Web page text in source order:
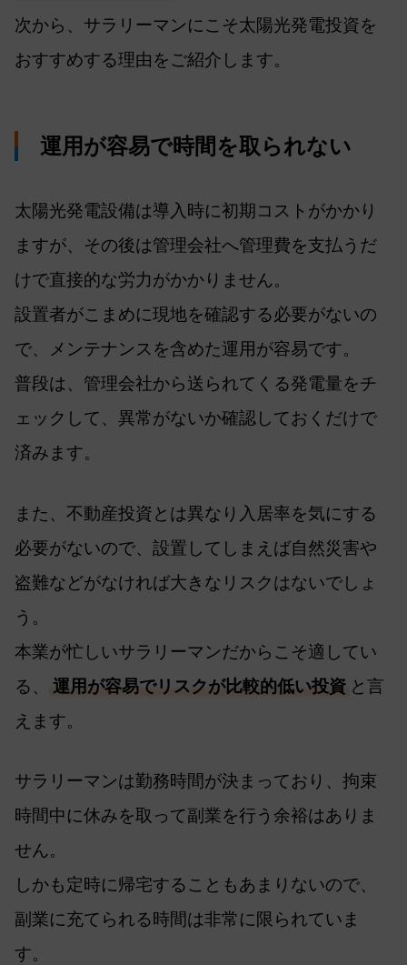
次から、サラリーマンにこそ太陽光発電投資を
おすすめする理由をご紹介します。
運用が容易で時間を取られない
太陽光発電設備は導入時に初期コストがかかり
ますが、その後は管理会社へ管理費を支払うだ
けで直接的な労力がかかりません。
設置者がこまめに現地を確認する必要がないの
で、メンテナンスを含めた運用が容易です。
普段は、管理会社から送られてくる発電量をチ
ェックして、異常がないか確認しておくだけで
済みます。
また、不動産投資とは異なり入居率を気にする
必要がないので、設置してしまえば自然災害や
盗難などがなければ大きなリスクはないでしょ
う。
本業が忙しいサラリーマンだからこそ適してい
る、
運用が容易でリスクが比較的低い投資 と言
えます。
サラリーマンは勤務時間が決まっており、拘束
時間中に休みを取って副業を行う余裕はありま
せん。
しかも定時に帰宅することもあまりないので、
副業に充てられる時間は非常に限られていま
す。